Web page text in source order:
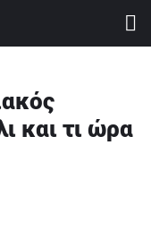
και τι ώρα